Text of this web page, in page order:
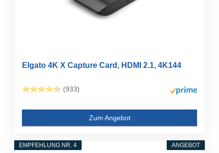
Elgato 4K X Capture Card, HDMI 2.1, 4K144
(933)
Zum Angebot
ANGEBOT
EMPFEHLUNG NR. 4